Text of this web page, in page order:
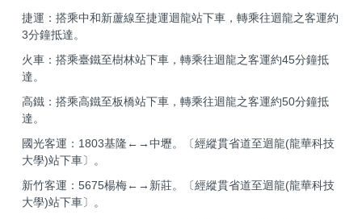
捷運：搭乘中和新蘆線至捷運迴龍站下車，轉乘往迴龍之客運約
3分鐘抵達。
火車：搭乘臺鐵至樹林站下車，轉乘往迴龍之客運約45分鐘抵
達。
高鐵：搭乘高鐵至板橋站下車，轉乘往迴龍之客運約50分鐘抵
達。
國光客運：1803基隆←→中壢。〔經縱貫省道至迴龍(龍華科技
大學)站下車〕。
新竹客運：5675楊梅←→新莊。〔經縱貫省道至迴龍(龍華科技
大學)站下車〕。